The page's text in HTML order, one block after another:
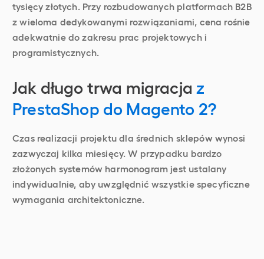
tysięcy złotych. Przy rozbudowanych platformach B2B
z wieloma dedykowanymi rozwiązaniami, cena rośnie
adekwatnie do zakresu prac projektowych i
programistycznych.
Jak długo trwa migracjaz
PrestaShop do Magento 2?
Czas realizacji projektu dla średnich sklepów wynosi
zazwyczaj kilka miesięcy. W przypadku bardzo
złożonych systemów harmonogram jest ustalany
indywidualnie, aby uwzględnić wszystkie specyficzne
wymagania architektoniczne.